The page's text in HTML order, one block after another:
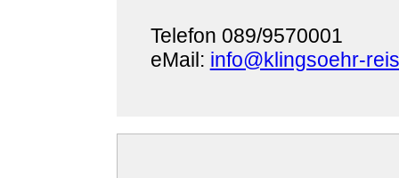
Telefon 089/9570001
eMail: info@klingsoehr-